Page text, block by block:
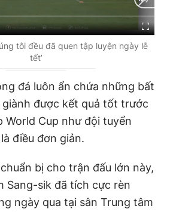
tôi đều đã quen tập luyện ngày lễ
tết’
đá luôn ẩn chứa những bất
được kết quả tốt trước
World Cup như đội tuyển
điều đơn giản.
bị cho trận đấu lớn này,
Sang-sik đã tích cực rèn
ngày qua tại sân Trung tâm